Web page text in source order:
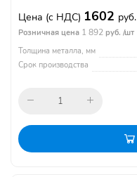
Цена (с НДС) 1602 руб.
Розничная цена 1 892 руб. /шт
Толщина металла, мм
Срок производства